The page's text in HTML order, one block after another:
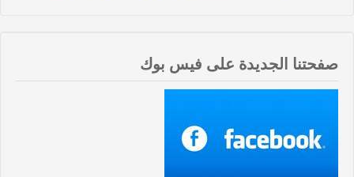
صفحتنا الجديدة على فيس بوك